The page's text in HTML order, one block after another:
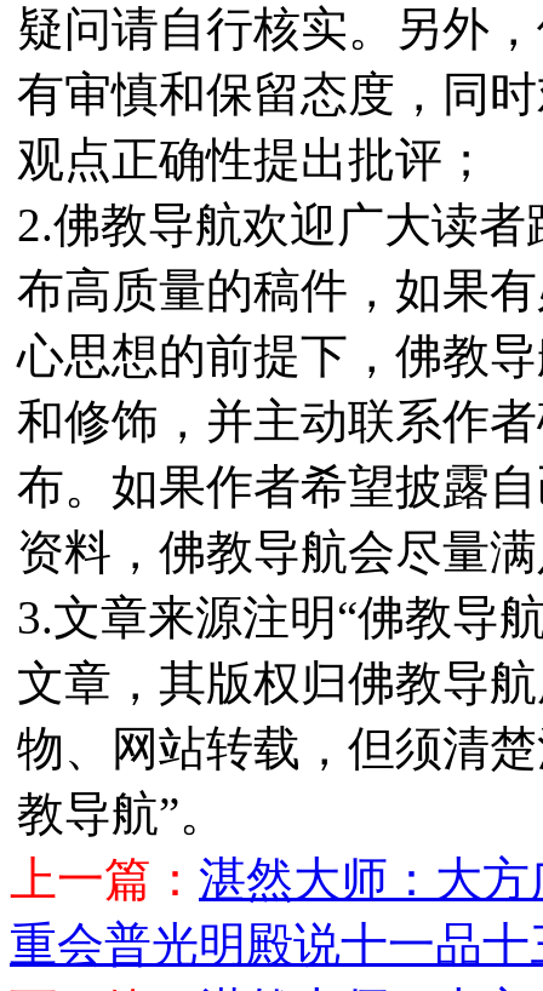
疑问请自行核实。另外
有审慎和保留态度，同
观点正确性提出批评；
2.佛教导航欢迎广大读
布高质量的稿件，如果
心思想的前提下，佛教
和修饰，并主动联系作
布。如果作者希望披露
资料，佛教导航会尽量
3.文章来源注明“佛教导
文章，其版权归佛教导
物、网站转载，但须清
教导航”。
上一篇： 湛然大师：大
重会普光明殿说十一品十